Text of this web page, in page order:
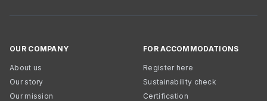
OUR COMPANY
About us
Our story
Our mission
FOR ACCOMMODATIONS
Register here
Sustainability check
Certification